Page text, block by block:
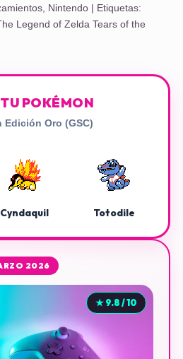
, Nintendo| Etiquetas:
Legend of Zelda Tears of the
POKÉMON
Edición Oro (GSC)
Cyndaquil Totodile
2026
★ 9.8 / 10